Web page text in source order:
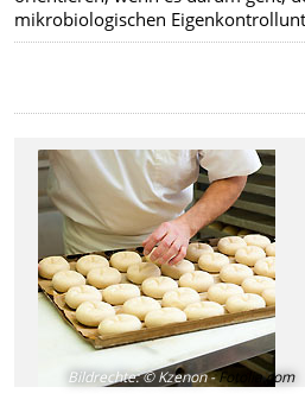
mikrobiologischen
Bildrechte:© Kzenon -Fotolia.com